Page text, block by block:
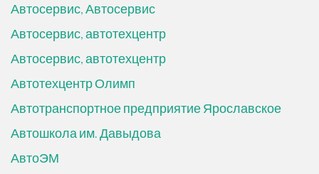
Автосервис, Автосервис
Автосервис, автотехцентр
Автосервис, автотехцентр
Автотехцентр Олимп
Автотранспортное предприятие Ярославское
Автошкола им. Давыдова
АвтоЭМ